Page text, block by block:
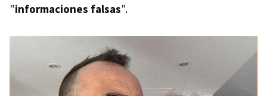
"informaciones falsas".